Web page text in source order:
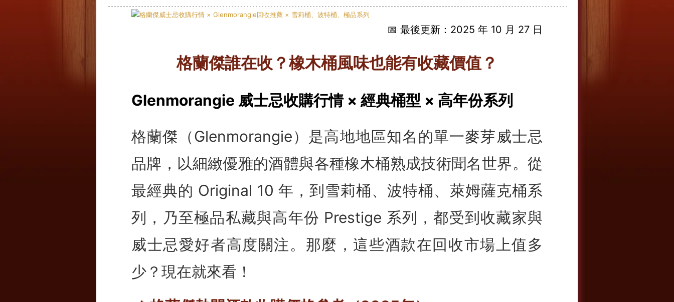
📅 最後更新：2025 年 10 月 27 日
格蘭傑誰在收？橡木桶風味也能有收藏價值？
Glenmorangie 威士忌收購行情 × 經典桶型 × 高年份系列
格蘭傑（Glenmorangie）是高地地區知名的單一麥芽威士忌
品牌，以細緻優雅的酒體與各種橡木桶熟成技術聞名世界。從
最經典的 Original 10 年，到雪莉桶、波特桶、萊姆薩克桶系
列，乃至極品私藏與高年份 Prestige 系列，都受到收藏家與
威士忌愛好者高度關注。那麼，這些酒款在回收市場上值多
少？現在就來看！